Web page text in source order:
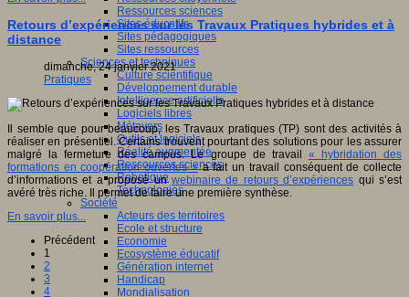
Ressources sciences
Sites éducatifs
Sites pédagogiques
Sites ressources
Sciences et techniques
Culture scientifique
Développement durable
Intelligence artificielle
Logiciels libres
Métavers
Outils et logiciels
Réalité augmentée
Ressources sciences
Robotique
Technologies
Société
Acteurs des territoires
Ecole et structure
Economie
Ecosystème éducatif
Génération internet
Handicap
Mondialisation
Retours d’expériences sur les Travaux Pratiques hybrides et à
distance
dimanche, 24 janvier 2021
Pratiques
Il semble que pour beaucoup, les Travaux pratiques (TP) sont des activités à
réaliser en présentiel. Certains trouvent pourtant des solutions pour les assurer
malgré la fermeture des campus. Le groupe de travail « hybridation des
formations en coopération ouvertes »a fait un travail conséquent de collecte
d’informations et a proposé un webinaire de retours d’expériences qui s’est
avéré très riche. Il permet de faire une première synthèse.
En savoir plus...
Précédent
1
2
3
4